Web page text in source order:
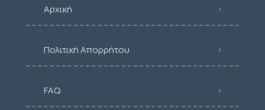
Αρχική
Πολιτική Απορρήτου
FAQ